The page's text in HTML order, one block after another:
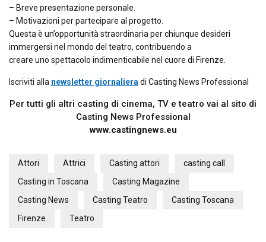
– Breve presentazione personale.
– Motivazioni per partecipare al progetto.
Questa è un’opportunità straordinaria per chiunque desideri
immergersi nel mondo del teatro, contribuendo a
creare uno spettacolo indimenticabile nel cuore di Firenze.
Iscriviti alla newsletter giornaliera di Casting News Professional
Per tutti gli altri casting di cinema, TV e teatro vai al sito di
Casting News Professional
www.castingnews.eu
Attori Attrici Casting attori
casting call
Casting in Toscana
Casting Magazine
Casting News
Casting Teatro
Casting Toscana
Firenze
Teatro